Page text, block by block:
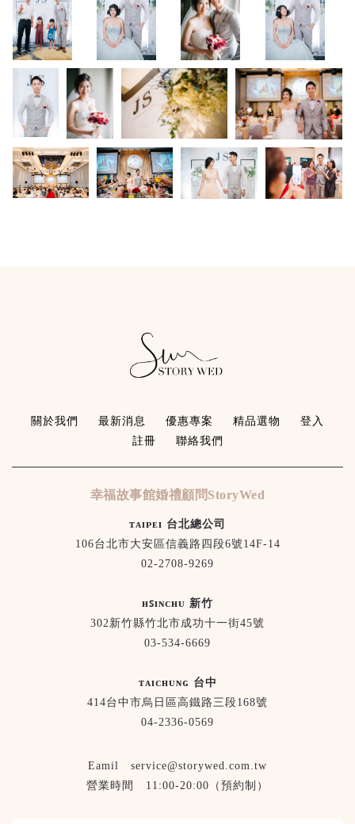
關於我們 最新消息 優惠專案 精品選物
登入
註冊
聯絡我們
幸福故事館婚禮顧問StoryWed
ᴛᴀɪᴘᴇɪ 台北總公司
106台北市大安區信義路四段6號14F-14
02-2708-9269
ʜꜱɪɴᴄʜᴜ 新竹
302新竹縣竹北市成功十一街45號
03-534-6669
ᴛᴀɪᴄʜᴜɴɢ 台中
414台中市烏日區高鐵路三段168號
04-2336-0569
Eamil service@storywed.com.tw
營業時間 11:00-20:00（預約制）